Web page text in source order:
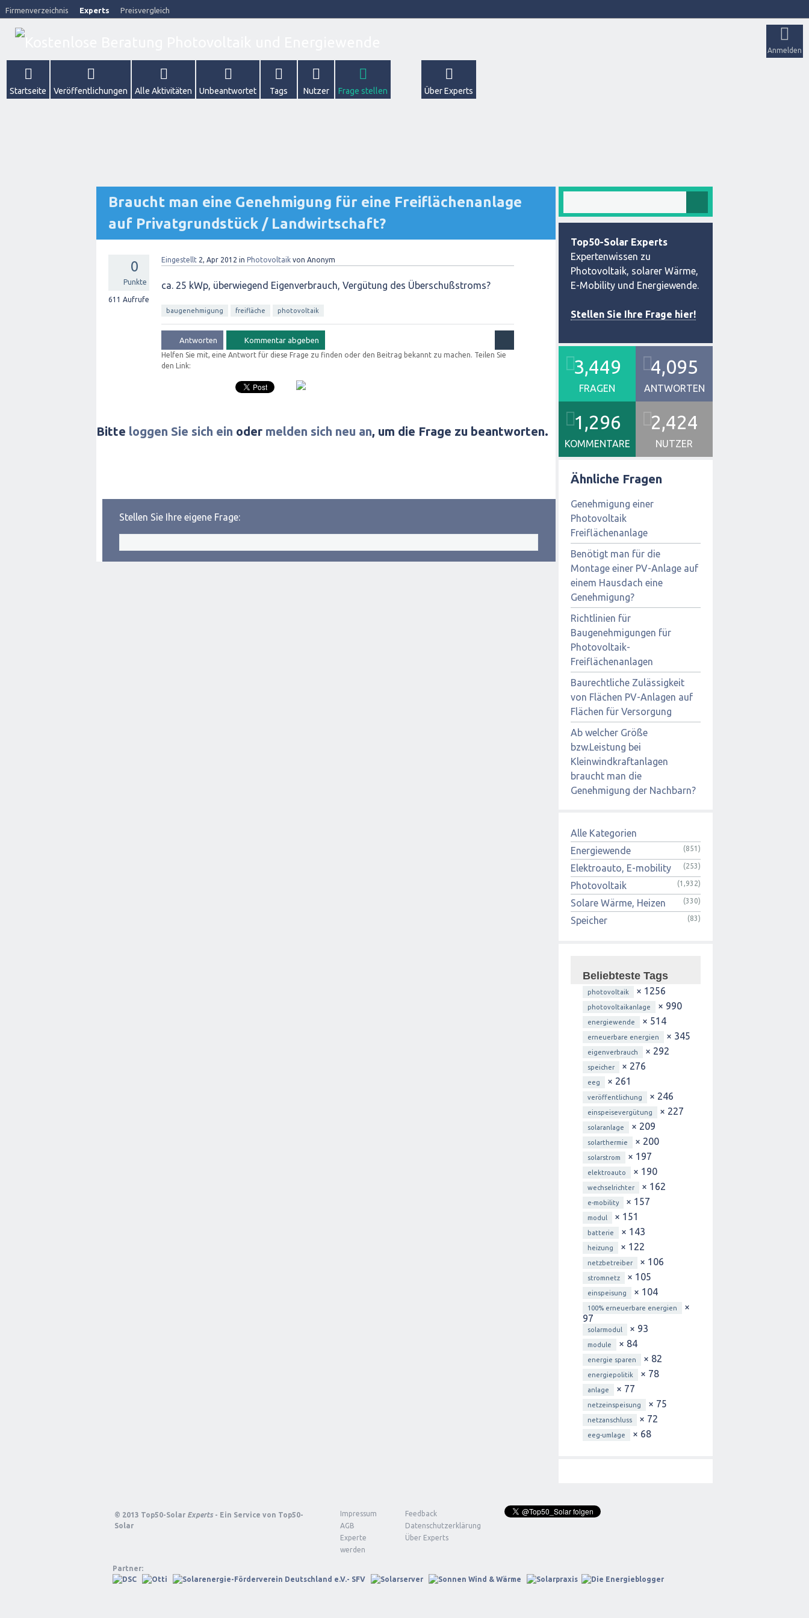
Firmenverzeichnis Experts Preisvergleich
Anmelden
Startseite Veröffentlichungen Alle Aktivitäten Unbeantwortet Tags Nutzer Frage stellen Über Experts
Braucht man eine Genehmigung für eine Freiflächenanlage
auf Privatgrundstück / Landwirtschaft?
0
Punkte
611 Aufrufe
Eingestellt 2, Apr 2012 in Photovoltaik von Anonym
ca. 25 kWp, überwiegend Eigenverbrauch, Vergütung des Überschußstroms?
baugenehmigung freifläche photovoltaik
Helfen Sie mit, eine Antwort für diese Frage zu finden oder den Beitrag bekannt zu machen. Teilen Sie
den Link:
Bitte loggen Sie sich ein oder melden sich neu an, um die Frage zu beantworten.
Stellen Sie Ihre eigene Frage:
Top50-Solar Experts
Expertenwissen zu
Photovoltaik, solarer Wärme,
E-Mobility und Energiewende.
Stellen Sie Ihre Frage hier!
3,449
FRAGEN
4,095
ANTWORTEN
1,296
KOMMENTARE
2,424
NUTZER
Ähnliche Fragen
Genehmigung einer
Photovoltaik
Freiflächenanlage
Benötigt man für die
Montage einer PV-Anlage auf
einem Hausdach eine
Genehmigung?
Richtlinien für
Baugenehmigungen für
Photovoltaik-
Freiflächenanlagen
Baurechtliche Zulässigkeit
von Flächen PV-Anlagen auf
Flächen für Versorgung
Ab welcher Größe
bzw.Leistung bei
Kleinwindkraftanlagen
braucht man die
Genehmigung der Nachbarn?
Alle Kategorien
Energiewende
(851)
Elektroauto, E-mobility (253)
Photovoltaik (1,932)
Solare Wärme, Heizen (330)
Speicher (83)
Beliebteste Tags
photovoltaik × 1256
photovoltaikanlage × 990
energiewende × 514
erneuerbare energien × 345
eigenverbrauch × 292
speicher × 276
eeg × 261
veröffentlichung × 246
einspeisevergütung × 227
solaranlage × 209
solarthermie × 200
solarstrom × 197
elektroauto × 190
wechselrichter × 162
e-mobility × 157
modul × 151
batterie × 143
heizung × 122
netzbetreiber × 106
stromnetz × 105
einspeisung × 104
100% erneuerbare energien
×
97
solarmodul × 93
module × 84
energie sparen × 82
energiepolitik × 78
anlage × 77
netzeinspeisung × 75
netzanschluss × 72
eeg-umlage × 68
© 2013 Top50-Solar Experts - Ein Service von Top50-
Solar
Impressum
Feedback
AGB
Datenschutzerklärung
Experte
werden
Über Experts
Partner: